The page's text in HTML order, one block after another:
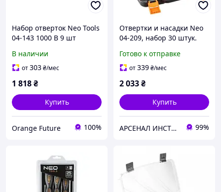
Набор отверток Neo Tools
04-143 1000 В 9 шт
В наличии
от303₴/мес
1 818₴
Купить
Orange Future 100%
Отвертки и насадки Neo
04-209, набор 30 штук.
Готово к отправке
от339₴/мес
2 033₴
Купить
АРСЕНАЛ ИНСТРУМЕНТА 99%